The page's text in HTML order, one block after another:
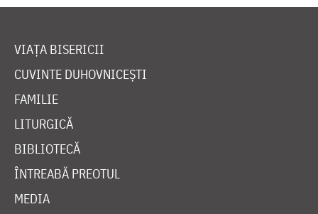
VIAȚA BISERICII
CUVINTE DUHOVNICEȘTI
FAMILIE
LITURGICĂ
BIBLIOTECĂ
ÎNTREABĂ PREOTUL
MEDIA